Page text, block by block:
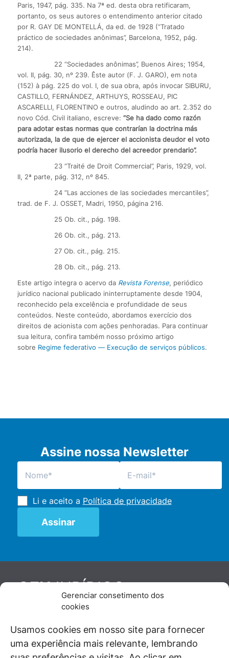
Gerenciar consetimento dos
cookies
Usamos cookies em nosso site para fornecer
uma experiência mais relevante, lembrando
Paris, 1947, pág. 335. Na 7ª ed. desta obra retificaram,
portanto, os seus autores o entendimento anterior citado
por R. GAY DE MONTELLÁ, da ed. de 1928 (“Tratado
práctico de sociedades anônimas”, Barcelona, 1952, pág.
214).
22 “Sociedades anônimas”, Buenos Aires; 1954,
vol. II, pág. 30, nº 239. Êste autor (F. J. GARO), em nota
(152) à pág. 225 do vol. I, de sua obra, após invocar SIBURU,
CASTILLO, FERNÁNDEZ, ARTHUYS, ROSSEAU, PIC
ASCARELLI, FLORENTINO e outros, aludindo ao art. 2.352 do
novo Cód. Civil italiano, escreve: “Se ha dado como razón
para adotar estas normas que contrarían la doctrina más
autorizada, la de que de ejercer el accionista deudor el voto
podría hacer ilusorio el derecho del acreedor prendario”.
23 “Traité de Droit Commercial”, Paris, 1929, vol.
II, 2ª parte, pág. 312, nº 845.
24 “Las acciones de las sociedades mercantiles”,
trad. de F. J. OSSET, Madri, 1950, página 216.
25 Ob. cit., pág. 198.
26 Ob. cit., pág. 213.
27 Ob. cit., pág. 215.
28 Ob. cit., pág. 213.
Este artigo integra o acervo da Revista Forense, periódico
jurídico nacional publicado ininterruptamente desde 1904,
reconhecido pela excelência e profundidade de seus
conteúdos. Neste conteúdo, abordamos exercício dos
direitos de acionista com ações penhoradas. Para continuar
sua leitura, confira também nosso próximo artigo
sobre Regime federativo — Execução de serviços públicos.
Assine nossa Newsletter
Li e aceito a Política de privacidade
GENJURÍDICO
De maneira independente, os autores e
juristas e doutrinadores nacionais, se posicionam
diante de questões relevantes do cotidiano e
universo jurídico.